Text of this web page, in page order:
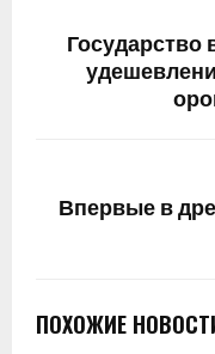
Государство
Впервые в
ПОХОЖИЕ